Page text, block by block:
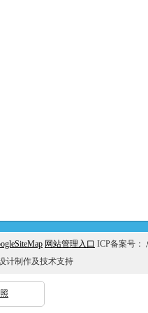
网站管理入口 ICP备案号：
计制作及技术支持